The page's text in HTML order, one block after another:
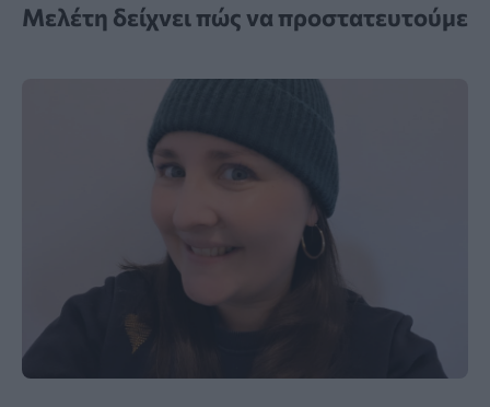
Μελέτη δείχνει πώς να προστατευτούμε